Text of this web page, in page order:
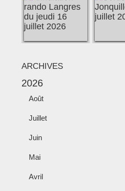
ARCHIVES
2026
Août
Juillet
Juin
Mai
Avril